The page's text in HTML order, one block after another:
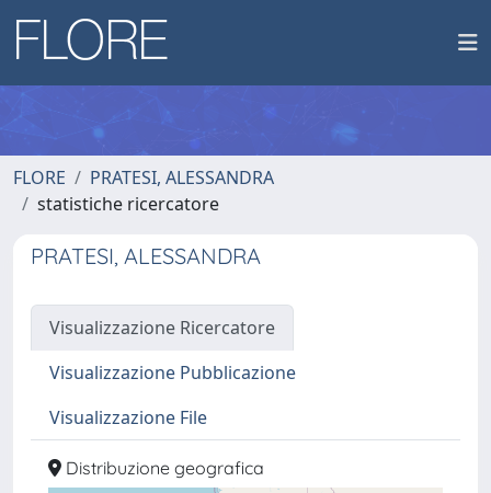
FLORE
PRATESI, ALESSANDRA
statistiche ricercatore
PRATESI, ALESSANDRA
Visualizzazione Ricercatore
Visualizzazione Pubblicazione
Visualizzazione File
Distribuzione geografica